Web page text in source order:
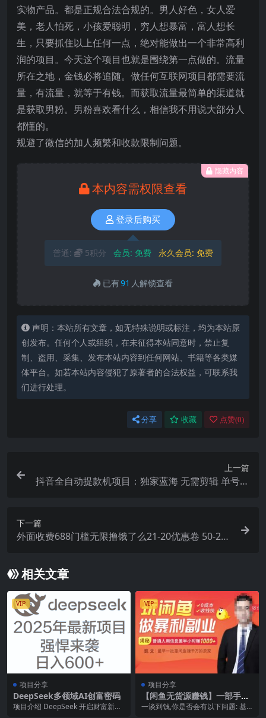
实物产品。都是正规合法合规的。男人好色，女人爱
美，老人怕死，小孩爱聪明，穷人想暴富，富人想长
生，只要抓住以上任何一点，绝对能做出一个非常高利
润的项目。今天这个项目也就是围绕第一点做的。流量
所在之地，金钱必将追随。做任何互联网项目都需要流
量，有流量，就等于有钱。而获取流量最简单的渠道就
是获取男粉。男粉喜欢看什么，相信我不用说大部分人
都懂的。
规避了微信的加人频繁和收款限制问题。
隐藏内容
本内容需权限查看
登录后购买
普通: 5积分 会员: 免费 永久会员: 免费
已有91 人解锁查看
声明：本站所有文章，如无特殊说明或标注，均为本站原
创发布。任何个人或组织，在未征得本站同意时，禁止复
制、盗用、采集、发布本站内容到任何网站、书籍等各类媒
体平台。如若本站内容侵犯了原著者的合法权益，可联系我
们进行处理。
分享 收藏 点赞(0)
上一篇
抖音全自动提款机项目：独家蓝海 无需剪辑 单号日
下一篇
外面收费688门槛无限撸饿了么21-20优惠卷 50-20
相关文章
VIP
项目分享
DeepSeek多领域AI创富密码
项目介绍 DeepSeek 开启财富新风
VIP
项目分享
【闲鱼无货源赚钱】一部手机
开启闲鱼副业，0成本用信息
一谈到钱,你是否会有以下问题: 基